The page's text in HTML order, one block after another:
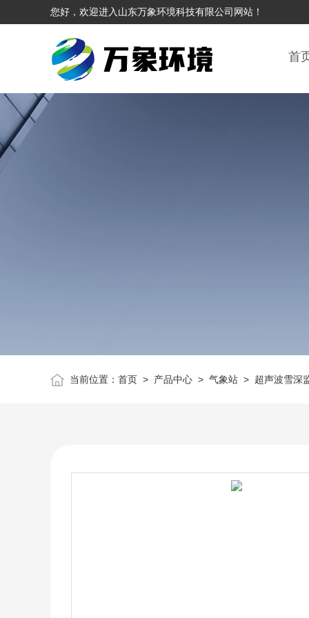
您好，欢迎进入山东万象环境科技有限公司网站！
首
当前位置： 首页> 产品中心> 气象站> 超声波雪深